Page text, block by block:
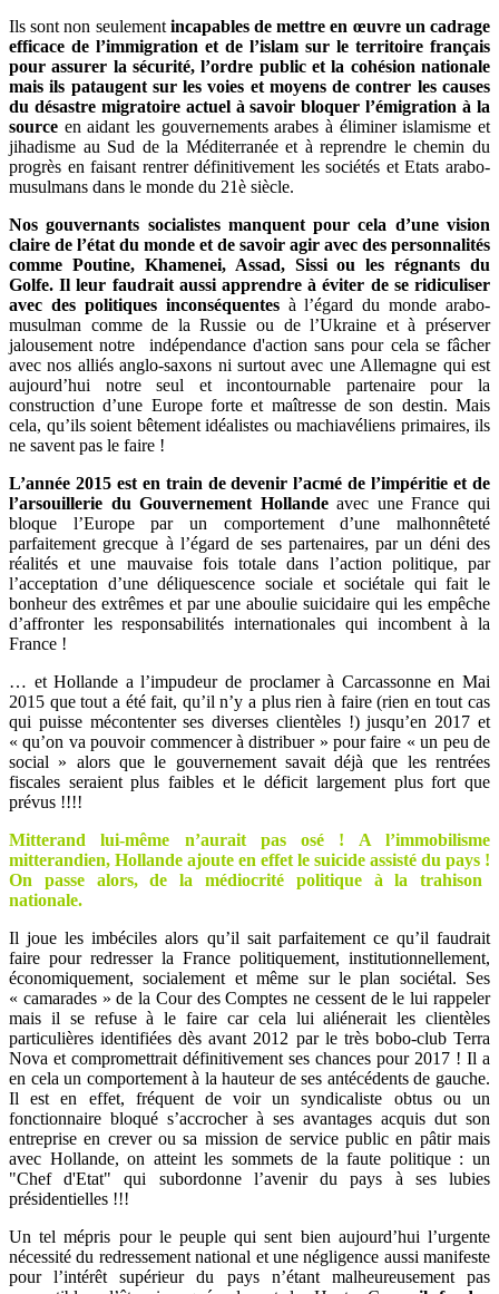
Ils sont non seulementincapables de mettre en œuvre un cadrage
efficace de l’immigration et de l’islam sur le territoire français
pour assurer la sécurité, l’ordre public et la cohésion nationale
mais ils pataugent sur les voies et moyens de contrer les causes
du désastre migratoire actuel à savoir bloquer l’émigration à la
source en aidant les gouvernements arabes à éliminer islamisme et
jihadisme au Sud de la Méditerranée et à reprendre le chemin du
progrès en faisant rentrer définitivement les sociétés et Etats arabo-
musulmans dans le monde du 21è siècle.
Nos gouvernants socialistes manquent pour cela d’une vision
claire de l’état du monde et de savoir agir avec des personnalités
comme Poutine, Khamenei, Assad, Sissi ou les régnants du
Golfe. Il leur faudrait aussi apprendre à éviter de se ridiculiser
avec des politiques inconséquentesà l’égard du monde arabo-
musulman comme de la Russie ou de l’Ukraine et à préserver
jalousement notre indépendance d'action sans pour cela se fâcher
avec nos alliés anglo-saxons ni surtout avec une Allemagne qui est
aujourd’hui notre seul et incontournable partenaire pour la
construction d’une Europe forte et maîtresse de son destin. Mais
cela, qu’ils soient bêtement idéalistes ou machiavéliens primaires, ils
ne savent pas le faire !
L’année 2015 est en train de devenir l’acmé de l’impéritie et de
l’arsouillerie du Gouvernement Hollandeavec une France qui
bloque l’Europe par un comportement d’une malhonnêteté
parfaitement grecque à l’égard de ses partenaires, par un déni des
réalités et une mauvaise fois totale dans l’action politique, par
l’acceptation d’une déliquescence sociale et sociétale qui fait le
bonheur des extrêmes et par une aboulie suicidaire qui les empêche
d’affronter les responsabilités internationales qui incombent à la
France !
… et Hollande a l’impudeur de proclamer à Carcassonne en Mai
2015 que tout a été fait, qu’il n’y a plus rien à faire (rien en tout cas
qui puisse mécontenter ses diverses clientèles !) jusqu’en 2017 et
« qu’on va pouvoir commencer à distribuer » pour faire « un peu de
social » alors que le gouvernement savait déjà que les rentrées
fiscales seraient plus faibles et le déficit largement plus fort que
prévus !!!!
Mitterand lui-même n’aurait pas osé ! A l’immobilisme
mitterandien, Hollande ajoute en effet le suicide assisté du pays !
On passe alors, de la médiocrité politique à la trahison
nationale.
Il joue les imbéciles alors qu’il sait parfaitement ce qu’il faudrait
faire pour redresser la France politiquement, institutionnellement,
économiquement, socialement et même sur le plan sociétal. Ses
« camarades » de la Cour des Comptes ne cessent de le lui rappeler
mais il se refuse à le faire car cela lui aliénerait les clientèles
particulières identifiées dès avant 2012 par le très bobo-club Terra
Nova et compromettrait définitivement ses chances pour 2017 ! Il a
en cela un comportement à la hauteur de ses antécédents de gauche.
Il est en effet, fréquent de voir un syndicaliste obtus ou un
fonctionnaire bloqué s’accrocher à ses avantages acquis dut son
entreprise en crever ou sa mission de service public en pâtir mais
avec Hollande, on atteint les sommets de la faute politique : un
"Chef d'Etat" qui subordonne l’avenir du pays à ses lubies
présidentielles !!!
Un tel mépris pour le peuple qui sent bien aujourd’hui l’urgente
nécessité du redressement national et une négligence aussi manifeste
pour l’intérêt supérieur du pays n’étant malheureusement pas